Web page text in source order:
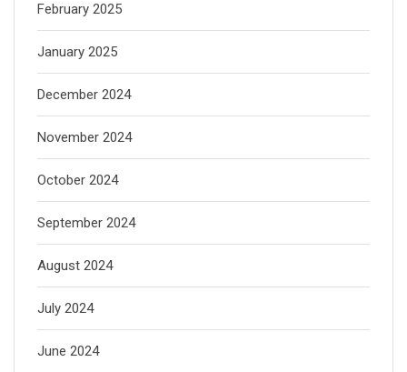
February 2025
January 2025
December 2024
November 2024
October 2024
September 2024
August 2024
July 2024
June 2024